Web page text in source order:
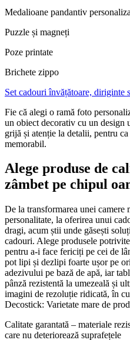
Medalioane pandantiv
Puzzle și magneți
Poze printate
Brichete zippo
Set cadouri învățătoare, diriginte
Fie că alegi o ramă foto
un obiect decorativ cu un design
grijă și atenție la detalii, pentru
memorabil.
Alege produse de
zâmbet pe chipul
De la transformarea unei camere
personalitate, la oferirea unui
dragi, acum știi unde găsești
cadouri. Alege produsele
pentru a-i face fericiți pe cei de
pot lipi și dezlipi foarte ușor pe
adezivului pe bază de apă, iar
pânză rezistentă la umezeală și
imagini de rezoluție ridicată, în
Decostick: Varietate mare de
Calitate garantată – materiale
care nu deteriorează suprafețele